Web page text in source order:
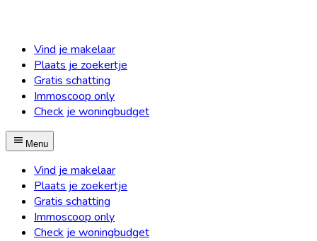
Vind je makelaar
Plaats je zoekertje
Gratis schatting
Immoscoop only
Check je woningbudget
Menu
Vind je makelaar
Plaats je zoekertje
Gratis schatting
Immoscoop only
Check je woningbudget